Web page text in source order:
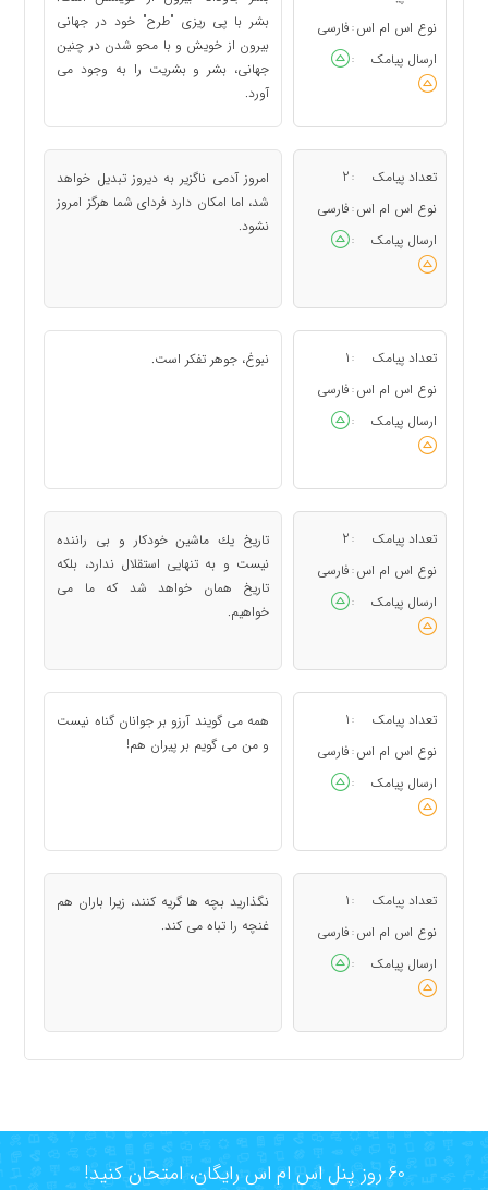
نوع اس ام اس : فارسی
ارسال پیامک
:
بشر با پی ریزی "طرح" خود در جهانی
بیرون از خویش و با محو شدن در چنین
جهانی، بشر و بشریت را به وجود می
آورد.
تعداد پیامک :
2
نوع اس ام اس : فارسی
ارسال پیامک
:
امروز آدمی ناگزیر به دیروز تبدیل خواهد
شد، اما امكان دارد فردای شما هرگز امروز
نشود.
تعداد پیامک :
1
نوع اس ام اس : فارسی
ارسال پیامک
:
نبوغ، جوهر تفكر است.
تعداد پیامک :
2
نوع اس ام اس : فارسی
ارسال پیامک
:
تاریخ یك ماشین خودكار و بی راننده
نیست و به تنهایی استقلال ندارد، بلكه
تاریخ همان خواهد شد كه ما می
خواهیم.
تعداد پیامک :
1
نوع اس ام اس : فارسی
ارسال پیامک
:
همه می گویند آرزو بر جوانان گناه نیست
و من می گویم بر پیران هم!
تعداد پیامک :
1
نوع اس ام اس : فارسی
ارسال پیامک
:
نگذارید بچه ها گریه كنند، زیرا باران هم
غنچه را تباه می كند.
60 روز پنل اس ام اس رایگان، امتحان کنید!